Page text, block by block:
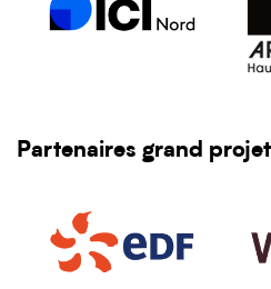
Partenaires grand